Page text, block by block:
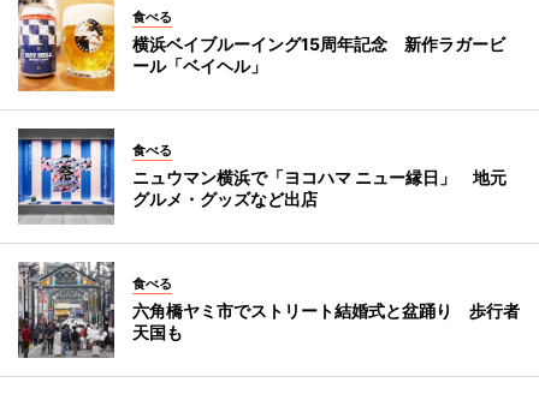
食べる
横浜ベイブルーイング15周年記念 新作ラガービ
ール「ベイヘル」
食べる
ニュウマン横浜で「ヨコハマ ニュー縁日」 地元
グルメ・グッズなど出店
食べる
六角橋ヤミ市でストリート結婚式と盆踊り 歩行者
天国も